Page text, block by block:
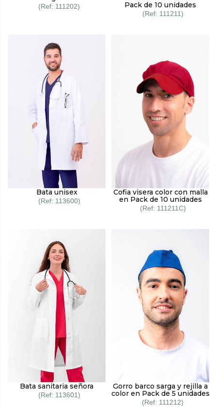
111202
Pack de 10 unidades
111211
Bata unisex
113600
Cofia visera color con malla
en Pack de 10 unidades
111211C
Bata sanitaria señora
113601
Gorro barco sarga y rejilla a
color en Pack de 5 unidades
111212